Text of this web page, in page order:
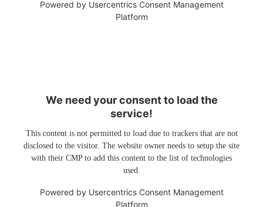
Powered by Usercentrics Consent Management
Platform
We need your consent to load the
service!
This content is not permitted to load due to trackers that are not
disclosed to the visitor. The website owner needs to setup the site
with their CMP to add this content to the list of technologies
used.
Powered by Usercentrics Consent Management
Platform